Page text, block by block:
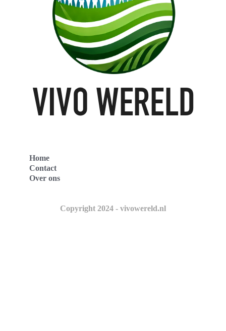
Home
Contact
Over ons
Copyright 2024 - vivowereld.nl